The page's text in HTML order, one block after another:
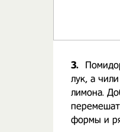
3.
лук, а
лимона.
формы и